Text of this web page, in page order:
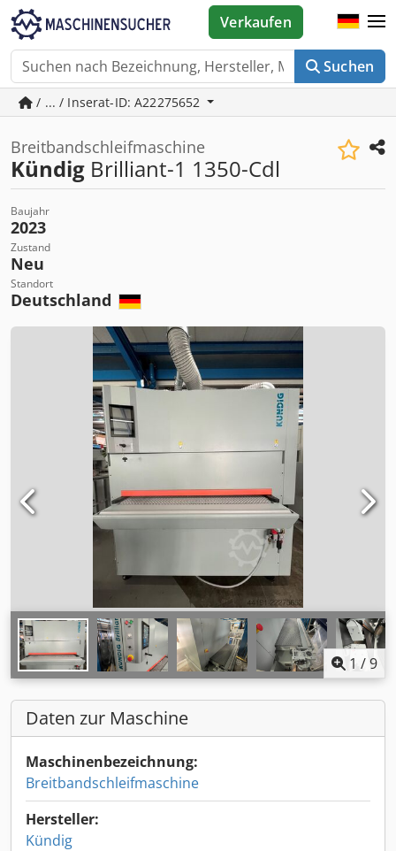
Suchen
Verkaufen
/ ... / Inserat-ID: A22275652
Breitbandschleifmaschine
Kündig Brilliant-1 1350-Cdl
Baujahr
2023
Zustand
Neu
Standort
Deutschland
1 /9
Daten zur Maschine
Maschinenbezeichnung:
Breitbandschleifmaschine
Hersteller:
Kündig